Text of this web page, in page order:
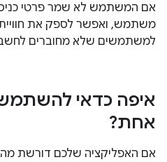
אם המשתמש לא שמר פרטי
משתמש, ואפשר לספק את
למשתמשים שלא מחוברים
איפה כדאי
אחת?
אם האפליקציה שלכם דורשת